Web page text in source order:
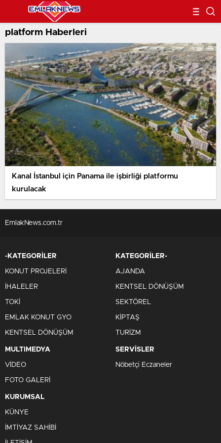
platform Haberleri
Kanal İstanbul için Panama ile işbirliği platformu
kurulacak
EmlakNews.com.tr
-KATEGORİLER
KONUT PROJELERİ
İHALELER
TOKİ
EMLAK KONUT GYO
KENTSEL DÖNÜŞÜM
KATEGORİLER-
AJANDA
KENTSEL DÖNÜŞÜM
SEKTÖREL
KİPTAŞ
TURİZM
MULTIMEDYA
VİDEO
FOTO GALERİ
SERVİSLER
Nöbetçi Eczaneler
KURUMSAL
KÜNYE
İMTİYAZ SAHİBİ